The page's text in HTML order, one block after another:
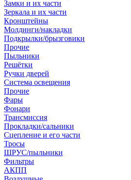
Замки и их части
Зеркала и их части
Кронштейны
Молдинги/накладки
Подкрылки/брызговики
Прочие
Пыльники
Решётки
Ручки дверей
Система освещения
Прочие
Фары
Фонари
Трансмиссия
Прокладки/сальники
Сцепление и его части
Тросы
ШРУС/пыльники
Фильтры
АКПП